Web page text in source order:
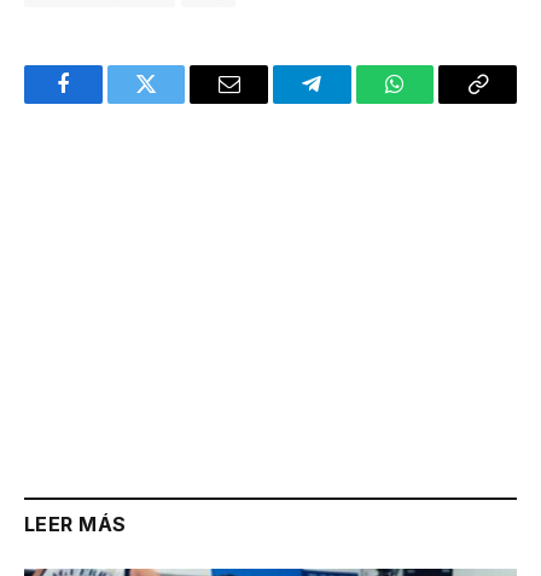
FacebookTwitter Email TelegramWhatsAppCopy
LEER MÁS